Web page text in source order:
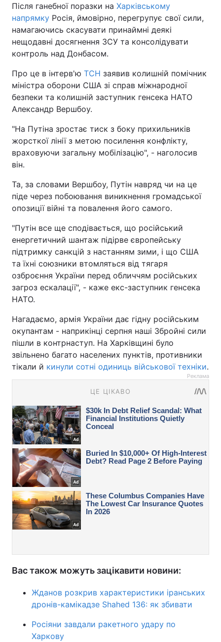
Після ганебної поразки на Харківському
напрямку Росія, ймовірно, перегрупує свої сили,
намагаючись скасувати принаймні деякі
нещодавні досягнення ЗСУ та консолідувати
контроль над Донбасом.
Про це в інтерв'ю ТСН заявив колишній помічник
міністра оборони США зі справ міжнародної
безпеки та колишній заступник генсека НАТО
Александр Вершбоу.
"На Путіна зростає тиск з боку прихильників
жорсткої лінії з метою посилення конфлікту,
враховуючи загальну мобілізацію", - наголосив
він.
Та, за словами Вершбоу, Путін навряд чи на це
піде через побоювання виникнення громадської
опозиції війні та повалення його самого.
"Путін все ще сподівається, що російський
енергетичний шантаж підірве європейську
підтримку санкцій з настанням зими, і що США
та їхні союзники втомляться від тягаря
озброєння України перед обличчям російських
загроз ескалації", - каже екс-заступник генсека
НАТО.
Нагадаємо, армія України дає гідну російським
окупантам - наприкінці серпня наші Збройні сили
пішли в контрнаступ. На Харківщині було
звільнено багато населених пунктів, противники
тікали й кинули сотні одиниць військової техніки.
Реклама
Вас також можуть зацікавити новини:
Жданов розкрив характеристики іранських
дронів-камікадзе Shahed 136: як збивати
Росіяни завдали ракетного удару по
Харкову